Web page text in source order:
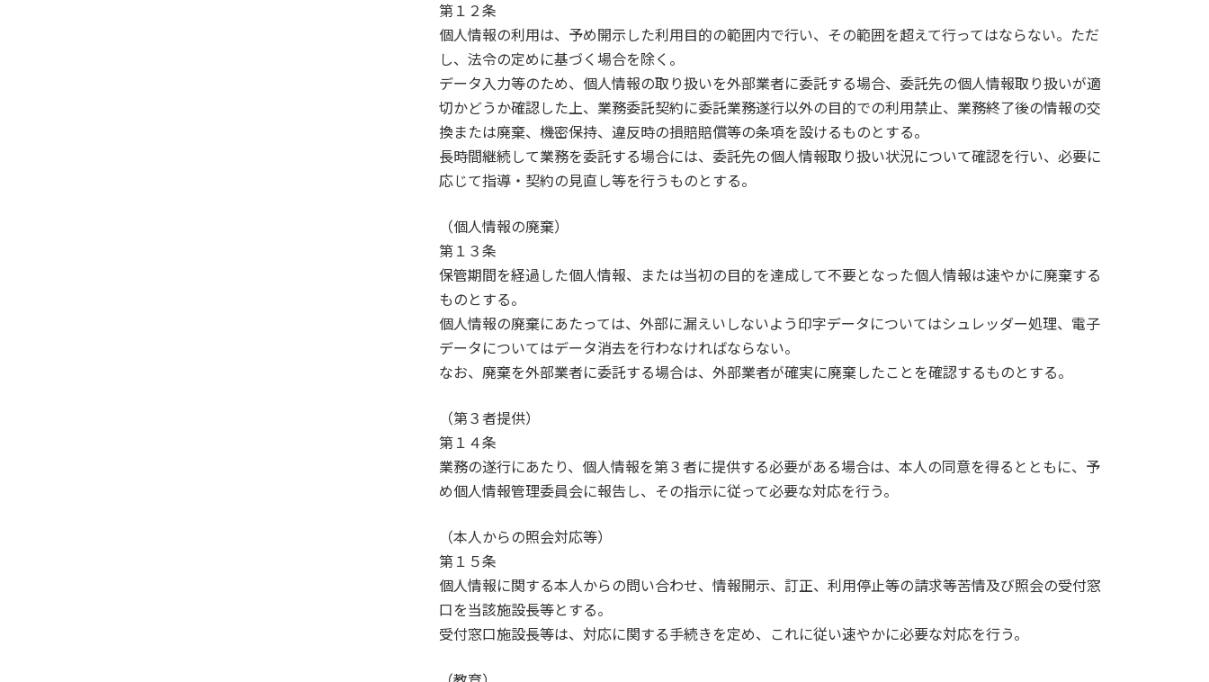
第１２条
個人情報の利用は、予め開示した利用目的の範囲内で行い、その範囲を超えて行ってはならない。ただ
し、法令の定めに基づく場合を除く。
データ入力等のため、個人情報の取り扱いを外部業者に委託する場合、委託先の個人情報取り扱いが適
切かどうか確認した上、業務委託契約に委託業務遂行以外の目的での利用禁止、業務終了後の情報の交
換または廃棄、機密保持、違反時の損賠賠償等の条項を設けるものとする。
長時間継続して業務を委託する場合には、委託先の個人情報取り扱い状況について確認を行い、必要に
応じて指導・契約の見直し等を行うものとする。
（個人情報の廃棄）
第１３条
保管期間を経過した個人情報、または当初の目的を達成して不要となった個人情報は速やかに廃棄する
ものとする。
個人情報の廃棄にあたっては、外部に漏えいしないよう印字データについてはシュレッダー処理、電子
データについてはデータ消去を行わなければならない。
なお、廃棄を外部業者に委託する場合は、外部業者が確実に廃棄したことを確認するものとする。
（第３者提供）
第１４条
業務の遂行にあたり、個人情報を第３者に提供する必要がある場合は、本人の同意を得るとともに、予
め個人情報管理委員会に報告し、その指示に従って必要な対応を行う。
（本人からの照会対応等）
第１５条
個人情報に関する本人からの問い合わせ、情報開示、訂正、利用停止等の請求等苦情及び照会の受付窓
口を当該施設長等とする。
受付窓口施設長等は、対応に関する手続きを定め、これに従い速やかに必要な対応を行う。